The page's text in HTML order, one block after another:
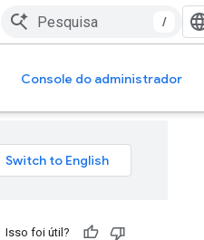
/
Console do administrador
Isso foi útil?